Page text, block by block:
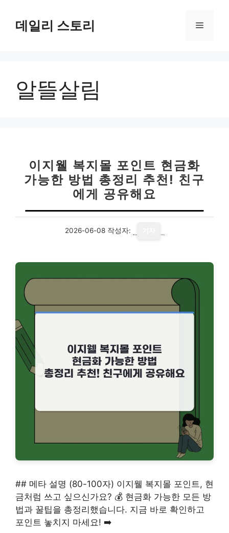
데일리 스토리 메
알뜰살림
이지웰 복지몰 포인트 현금화
가능한 방법 총정리 추천! 친구
에게 공유해요
2026-06-08 작성자:
## 메타 설명 (80-100자) 이지웰 복지몰 포인트, 현
금처럼 쓰고 싶으신가요? 💰 현금화 가능한 모든 방
법과 꿀팁을 총정리했습니다. 지금 바로 확인하고
포인트 놓치지 마세요! ➡️